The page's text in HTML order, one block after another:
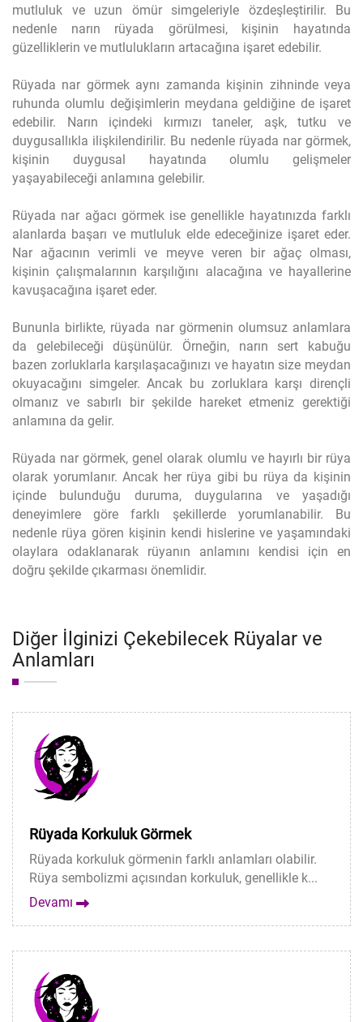
mutluluk ve uzun ömür simgeleriyle özdeşleştirilir. Bu
nedenle narın rüyada görülmesi, kişinin hayatında
güzelliklerin ve mutlulukların artacağına işaret edebilir.
Rüyada nar görmek aynı zamanda kişinin zihninde veya
ruhunda olumlu değişimlerin meydana geldiğine de işaret
edebilir. Narın içindeki kırmızı taneler, aşk, tutku ve
duygusallıkla ilişkilendirilir. Bu nedenle rüyada nar görmek,
kişinin duygusal hayatında olumlu gelişmeler
yaşayabileceği anlamına gelebilir.
Rüyada nar ağacı görmek ise genellikle hayatınızda farklı
alanlarda başarı ve mutluluk elde edeceğinize işaret eder.
Nar ağacının verimli ve meyve veren bir ağaç olması,
kişinin çalışmalarının karşılığını alacağına ve hayallerine
kavuşacağına işaret eder.
Bununla birlikte, rüyada nar görmenin olumsuz anlamlara
da gelebileceği düşünülür. Örneğin, narın sert kabuğu
bazen zorluklarla karşılaşacağınızı ve hayatın size meydan
okuyacağını simgeler. Ancak bu zorluklara karşı dirençli
olmanız ve sabırlı bir şekilde hareket etmeniz gerektiği
anlamına da gelir.
Rüyada nar görmek, genel olarak olumlu ve hayırlı bir rüya
olarak yorumlanır. Ancak her rüya gibi bu rüya da kişinin
içinde bulunduğu duruma, duygularına ve yaşadığı
deneyimlere göre farklı şekillerde yorumlanabilir. Bu
nedenle rüya gören kişinin kendi hislerine ve yaşamındaki
olaylara odaklanarak rüyanın anlamını kendisi için en
doğru şekilde çıkarması önemlidir.
Diğer İlginizi Çekebilecek Rüyalar ve
Anlamları
Rüyada Korkuluk Görmek
Rüyada korkuluk görmenin farklı anlamları olabilir.
Rüya sembolizmi açısından korkuluk, genellikle k...
Devamı